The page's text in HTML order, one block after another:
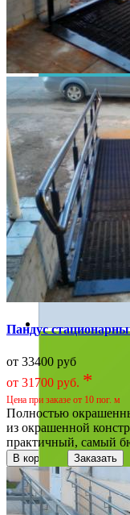
Пандус
от 33400 руб
от 31700 руб. *
Цена при заказе от 10 пог. м
Полностью
из окрашенной
практичный, самый